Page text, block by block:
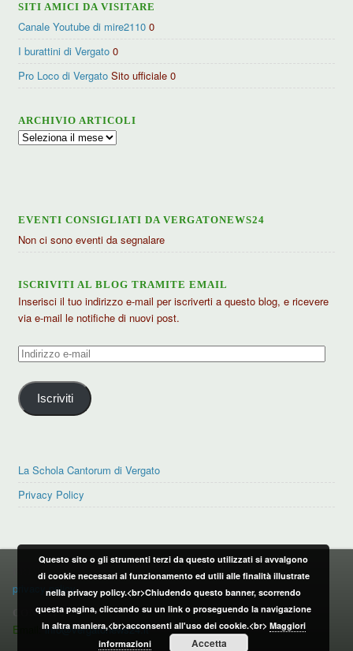
SITI AMICI DA VISITARE
Canale Youtube di mire2110 0
I burattini di Vergato 0
Pro Loco di Vergato Sito ufficiale 0
ARCHIVIO ARTICOLI
Archivio
EVENTI CONSIGLIATI DA VERGATONEWS24
Non ci sono eventi da segnalare
ISCRIVITI AL BLOG TRAMITE EMAIL
Inserisci il tuo indirizzo e-mail per iscriverti a questo blog, e ricevere
via e-mail le notifiche di nuovi post.
Indirizzo
mail
Iscriviti
La Schola Cantorum di Vergato
Privacy Policy
PRIVACY POLICY
privacy policy
CONTATTI:
Email:info@vergatonews24.it
Questo sito o gli strumenti terzi da questo utilizzati si avvalgono
di cookie necessari al funzionamento ed utili alle finalità illustrate
nella privacy policy.<br>Chiudendo questo banner, scorrendo
questa pagina, cliccando su un link o proseguendo la navigazione
in altra maniera,<br>acconsenti all'uso dei cookie.<br> Maggiori
informazioni
Accetta